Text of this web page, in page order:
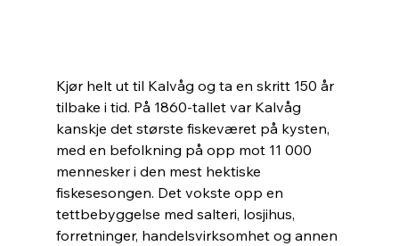
Kjør helt ut til Kalvåg og ta en skritt 150 år
tilbake i tid. På 1860-tallet var Kalvåg
kanskje det største fiskeværet på kysten,
med en befolkning på opp mot 11 000
mennesker i den mest hektiske
fiskesesongen. Det vokste opp en
tettbebyggelse med salteri, losjihus,
forretninger, handelsvirksomhet og annen